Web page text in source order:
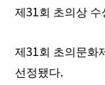
제31회 초의상 수
제31회 초의문화
선정됐다.